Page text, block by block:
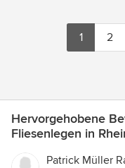
1 2
Hervorgehobene
Fliesenlegen in
Patrick Müller